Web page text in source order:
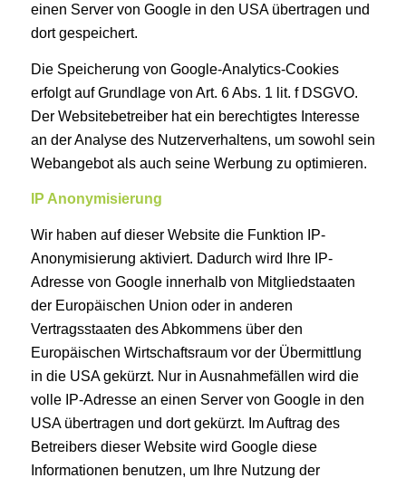
einen Server von Google in den USA übertragen und
dort gespeichert.
Die Speicherung von Google-Analytics-Cookies
erfolgt auf Grundlage von Art. 6 Abs. 1 lit. f DSGVO.
Der Websitebetreiber hat ein berechtigtes Interesse
an der Analyse des Nutzerverhaltens, um sowohl sein
Webangebot als auch seine Werbung zu optimieren.
IP Anonymisierung
Wir haben auf dieser Website die Funktion IP-
Anonymisierung aktiviert. Dadurch wird Ihre IP-
Adresse von Google innerhalb von Mitgliedstaaten
der Europäischen Union oder in anderen
Vertragsstaaten des Abkommens über den
Europäischen Wirtschaftsraum vor der Übermittlung
in die USA gekürzt. Nur in Ausnahmefällen wird die
volle IP-Adresse an einen Server von Google in den
USA übertragen und dort gekürzt. Im Auftrag des
Betreibers dieser Website wird Google diese
Informationen benutzen, um Ihre Nutzung der